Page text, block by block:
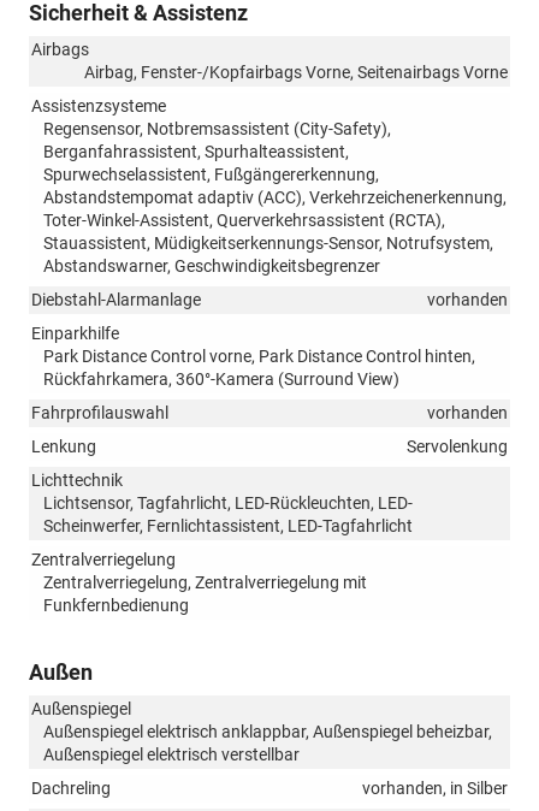
Sicherheit & Assistenz
Airbags
Airbag, Fenster-/Kopfairbags Vorne, Seitenairbags Vorne
Assistenzsysteme
Regensensor, Notbremsassistent (City-Safety),
Berganfahrassistent, Spurhalteassistent,
Spurwechselassistent, Fußgängererkennung,
Abstandstempomat adaptiv (ACC), Verkehrzeichenerkennung,
Toter-Winkel-Assistent, Querverkehrsassistent (RCTA),
Stauassistent, Müdigkeitserkennungs-Sensor, Notrufsystem,
Abstandswarner, Geschwindigkeitsbegrenzer
Diebstahl-Alarmanlage
vorhanden
Einparkhilfe
Park Distance Control vorne, Park Distance Control hinten,
Rückfahrkamera, 360°-Kamera (Surround View)
Fahrprofilauswahl
vorhanden
Lenkung
Servolenkung
Lichttechnik
Lichtsensor, Tagfahrlicht, LED-Rückleuchten, LED-
Scheinwerfer, Fernlichtassistent, LED-Tagfahrlicht
Zentralverriegelung
Zentralverriegelung, Zentralverriegelung mit
Funkfernbedienung
Außen
Außenspiegel
Außenspiegel elektrisch anklappbar, Außenspiegel beheizbar,
Außenspiegel elektrisch verstellbar
Dachreling
vorhanden, in Silber